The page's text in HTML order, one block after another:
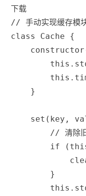
下载
// 手动实现缓存模
class
Cache
{
constructor
this .
this .
}
set ( key ,
// 清除
if
(
}
this .